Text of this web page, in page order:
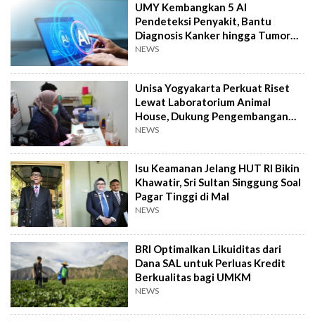
UMY Kembangkan 5 AI
Pendeteksi Penyakit, Bantu
Diagnosis Kanker hingga Tumor
Otak Lebih Cepat
NEWS
Unisa Yogyakarta Perkuat Riset
Lewat Laboratorium Animal
House, Dukung Pengembangan
Kandidat Obat
NEWS
Isu Keamanan Jelang HUT RI Bikin
Khawatir, Sri Sultan Singgung Soal
Pagar Tinggi di Mal
NEWS
BRI Optimalkan Likuiditas dari
Dana SAL untuk Perluas Kredit
Berkualitas bagi UMKM
NEWS